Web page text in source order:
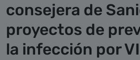
consejera de
proyectos de
la infección por